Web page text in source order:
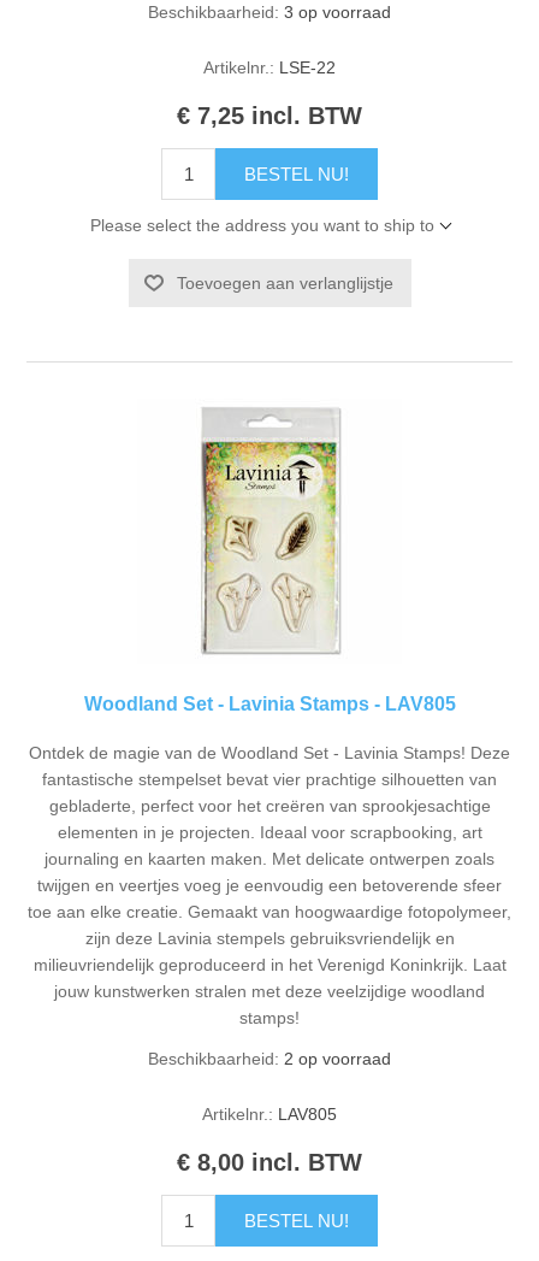
Beschikbaarheid: 3 op voorraad
Artikelnr.: LSE-22
€ 7,25 incl. BTW
BESTEL NU!
Please select the address you want to ship to
Toevoegen aan verlanglijstje
Woodland Set - Lavinia Stamps - LAV805
Ontdek de magie van de Woodland Set - Lavinia Stamps! Deze
fantastische stempelset bevat vier prachtige silhouetten van
gebladerte, perfect voor het creëren van sprookjesachtige
elementen in je projecten. Ideaal voor scrapbooking, art
journaling en kaarten maken. Met delicate ontwerpen zoals
twijgen en veertjes voeg je eenvoudig een betoverende sfeer
toe aan elke creatie. Gemaakt van hoogwaardige fotopolymeer,
zijn deze Lavinia stempels gebruiksvriendelijk en
milieuvriendelijk geproduceerd in het Verenigd Koninkrijk. Laat
jouw kunstwerken stralen met deze veelzijdige woodland
stamps!
Beschikbaarheid: 2 op voorraad
Artikelnr.: LAV805
€ 8,00 incl. BTW
BESTEL NU!